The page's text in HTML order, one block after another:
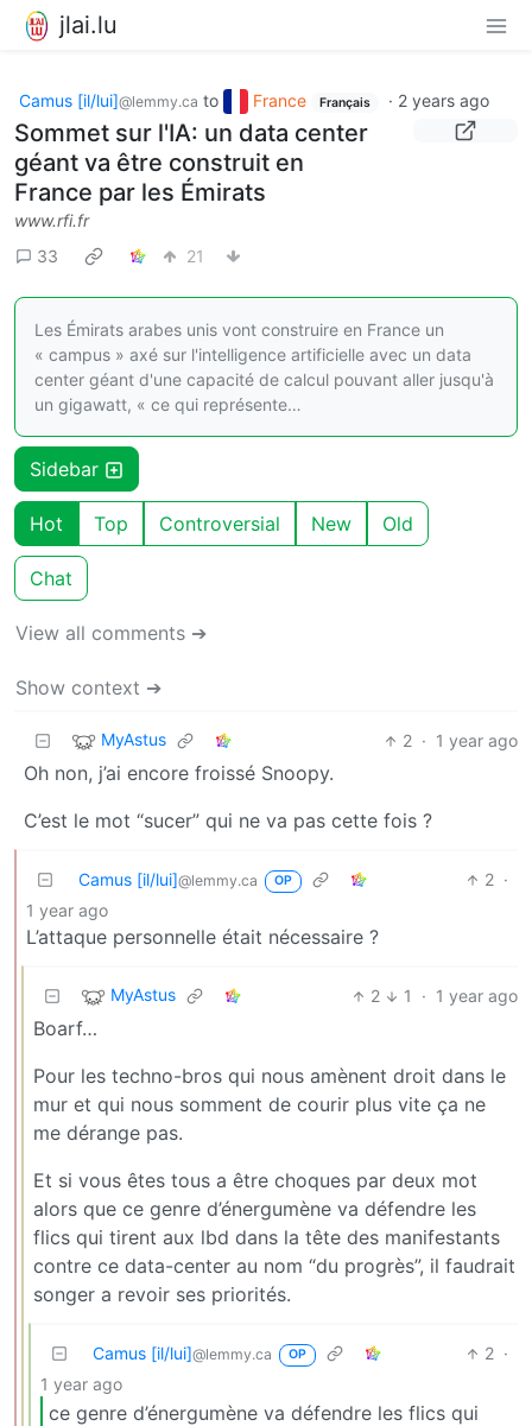
jlai.lu
Camus [il/lui]@lemmy.ca to France Français · 2 years ago
Sommet sur l'IA: un data center
géant va être construit en
France par les Émirats
www.rfi.fr
33
21
Les Émirats arabes unis vont construire en France un
« campus » axé sur l'intelligence artificielle avec un data
center géant d'une capacité de calcul pouvant aller jusqu'à
un gigawatt, « ce qui représente…
Sidebar
Hot Top Controversial New Old
Chat
View all comments ➔
Show context ➔
MyAstus 2 · 1 year ago
Oh non, j’ai encore froissé Snoopy.
C’est le mot “sucer” qui ne va pas cette fois ?
Camus [il/lui]@lemmy.ca OP 2 ·
1 year ago
L’attaque personnelle était nécessaire ?
MyAstus 2 1 · 1 year ago
Boarf…
Pour les techno-bros qui nous amènent droit dans le
mur et qui nous somment de courir plus vite ça ne
me dérange pas.
Et si vous êtes tous a être choques par deux mot
alors que ce genre d’énergumène va défendre les
flics qui tirent aux lbd dans la tête des manifestants
contre ce data-center au nom “du progrès”, il faudrait
songer a revoir ses priorités.
Camus [il/lui]@lemmy.ca OP 2 ·
1 year ago
ce genre d’énergumène va défendre les flics qui